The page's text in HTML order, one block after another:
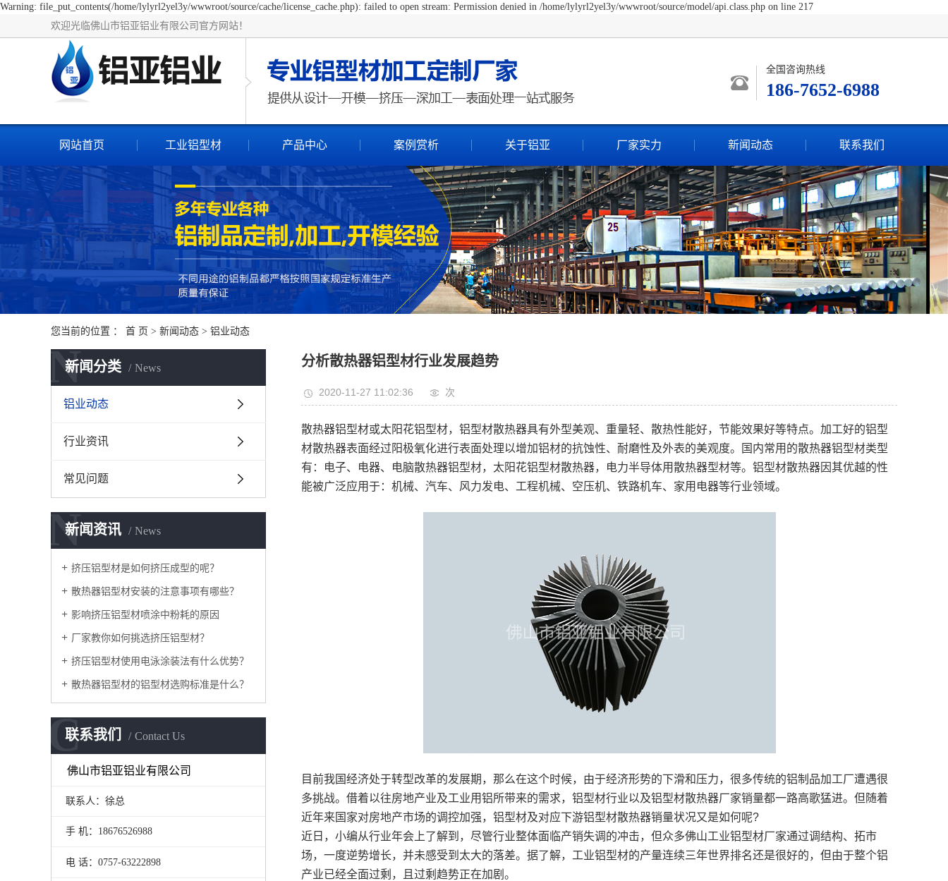
Warning: file_put_contents(/home/lylyrl2yel3y/wwwroot/source/cache/license_cache.php): failed to open stream: Permission denied in /home/lylyrl2yel3y/wwwroot/source/model/api.class.php on line 217
欢迎光临佛山市铝亚铝业有限公司官方网站！
全国咨询热线
186-7652-6988
网站首页 工业铝型材 产品中心 案例赏析 关于铝亚 厂家实力 新闻动态 联系我们
您当前的位置 ： 首 页 > 新闻动态 > 铝业动态
新闻分类 News
N
铝业动态
行业资讯
常见问题
新闻资讯 News
N
挤压铝型材是如何挤压成型的呢？
散热器铝型材安装的注意事项有哪些？
影响挤压铝型材喷涂中粉耗的原因
厂家教你如何挑选挤压铝型材？
挤压铝型材使用电泳涂装法有什么优势？
散热器铝型材的铝型材选购标准是什么？
联系我们 Contact Us
C
佛山市铝亚铝业有限公司
联系人：徐总
手 机：18676526988
电 话：0757-63222898
分析散热器铝型材行业发展趋势
2020-11-27 11:02:36 次
散热器铝型材或太阳花铝型材，铝型材散热器具有外型美观、重量轻、散热性能好，节能效果好等特点。加工好的铝型
材散热器表面经过阳极氧化进行表面处理以增加铝材的抗蚀性、耐磨性及外表的美观度。国内常用的散热器铝型材类型
有：电子、电器、电脑散热器铝型材，太阳花铝型材散热器，电力半导体用散热器型材等。铝型材散热器因其优越的性
能被广泛应用于：机械、汽车、风力发电、工程机械、空压机、铁路机车、家用电器等行业领域。
目前我国经济处于转型改革的发展期，那么在这个时候，由于经济形势的下滑和压力，很多传统的铝制品加工厂遭遇很
多挑战。借着以往房地产业及工业用铝所带来的需求，铝型材行业以及铝型材散热器厂家销量都一路高歌猛进。但随着
近年来国家对房地产市场的调控加强，铝型材及对应下游铝型材散热器销量状况又是如何呢?
近日，小编从行业年会上了解到，尽管行业整体面临产销失调的冲击，但众多佛山工业铝型材厂家通过调结构、拓市
场，一度逆势增长，并未感受到太大的落差。据了解，工业铝型材的产量连续三年世界排名还是很好的，但由于整个铝
产业已经全面过剩，且过剩趋势正在加剧。